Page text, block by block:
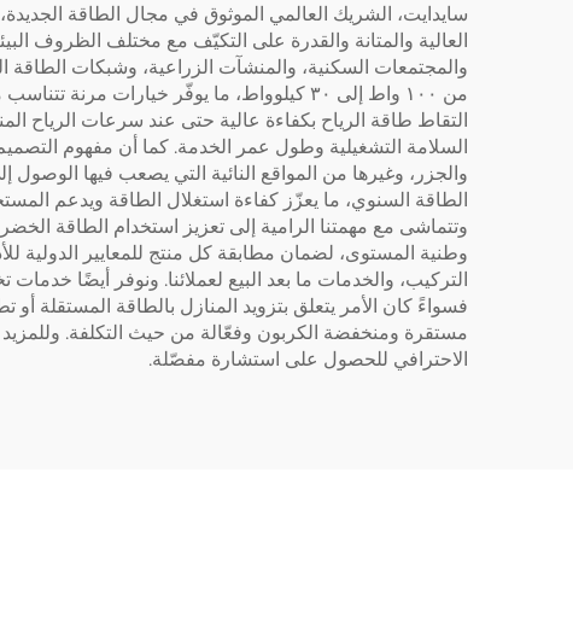
سايدايت، الشريك العالمي الموثوق في مجال الطاقة الجديدة،
العالية والمتانة والقدرة على التكيّف مع مختلف الظروف
والمجتمعات السكنية، والمنشآت الزراعية، وشبكات
السلامة التشغيلية وطول عمر الخدمة. كما أن مفهوم
الطاقة السنوي، ما يعزّز كفاءة استغلال الطاقة ويدعم
وتتماشى مع مهمتنا الرامية إلى تعزيز استخدام الطاقة
مستقرة ومنخفضة الكربون وفعّالة من حيث التكلفة.
الاحترافي للحصول على استشارة مفصّلة.